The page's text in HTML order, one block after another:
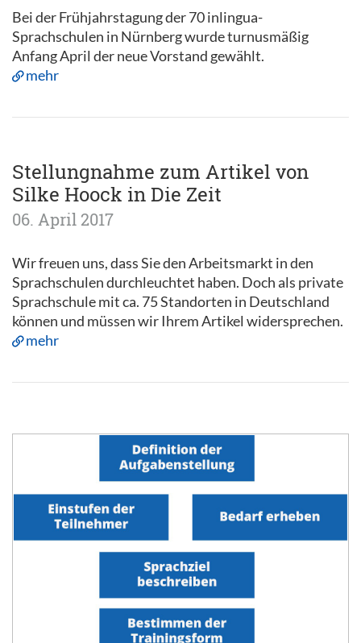
Bei der Frühjahrstagung der 70 inlingua-
Sprachschulen in Nürnberg wurde turnusmäßig
Anfang April der neue Vorstand gewählt.
mehr
Stellungnahme zum Artikel von
Silke Hoock in Die Zeit
06. April 2017
Wir freuen uns, dass Sie den Arbeitsmarkt in den
Sprachschulen durchleuchtet haben. Doch als private
Sprachschule mit ca. 75 Standorten in Deutschland
können und müssen wir Ihrem Artikel widersprechen.
mehr